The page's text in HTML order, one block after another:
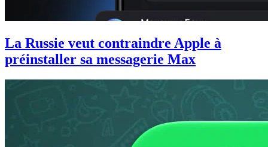
La Russie veut contraindre Apple à
préinstaller sa messagerie Max